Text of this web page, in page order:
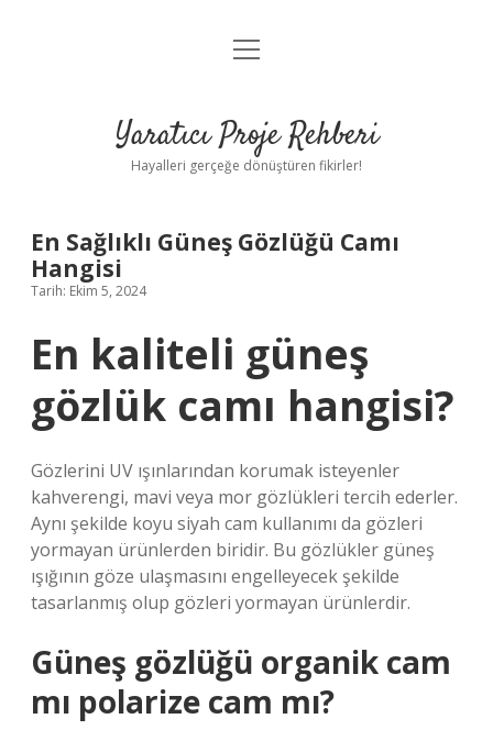
Anasayfa
Yasal Uyarı
menüyü
Yaratıcı Proje Rehberi
Hayalleri gerçeğe dönüştüren fikirler!
En Sağlıklı Güneş Gözlüğü Camı
Hangisi
Tarih: Ekim 5, 2024
En kaliteli güneş
gözlük camı hangisi?
Gözlerini UV ışınlarından korumak isteyenler
kahverengi, mavi veya mor gözlükleri tercih ederler.
Aynı şekilde koyu siyah cam kullanımı da gözleri
yormayan ürünlerden biridir. Bu gözlükler güneş
ışığının göze ulaşmasını engelleyecek şekilde
tasarlanmış olup gözleri yormayan ürünlerdir.
Güneş gözlüğü organik cam
mı polarize cam mı?